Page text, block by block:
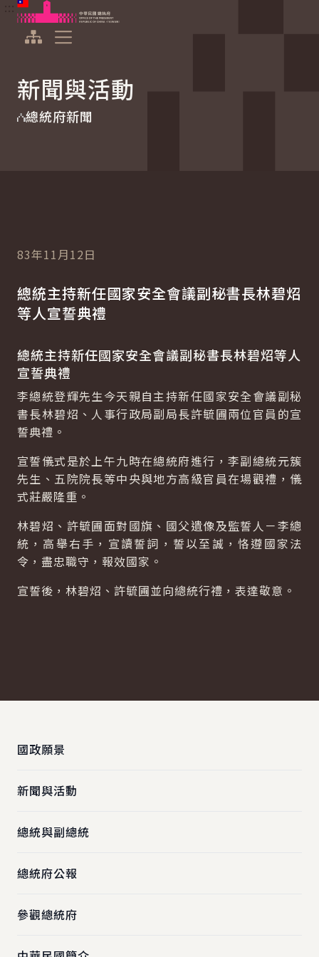
跳到主要內容
中華民國總統府
新聞與活動
總統府新聞
83年11月12日
總統主持新任國家安全會議副秘書長林碧炤
等人宣誓典禮
總統主持新任國家安全會議副秘書長林碧炤等人
宣誓典禮
李總統登輝先生今天親自主持新任國家安全會議副秘
書長林碧炤、人事行政局副局長許毓圃兩位官員的宣
誓典禮。
宣誓儀式是於上午九時在總統府進行，李副總統元簇
先生、五院院長等中央與地方高級官員在場觀禮，儀
式莊嚴隆重。
林碧炤、許毓圃面對國旗、國父遺像及監誓人－李總
統，高舉右手，宣讀誓詞，誓以至誠，恪遵國家法
令，盡忠職守，報效國家。
宣誓後，林碧炤、許毓圃並向總統行禮，表達敬意。
國政願景
新聞與活動
總統與副總統
總統府公報
參觀總統府